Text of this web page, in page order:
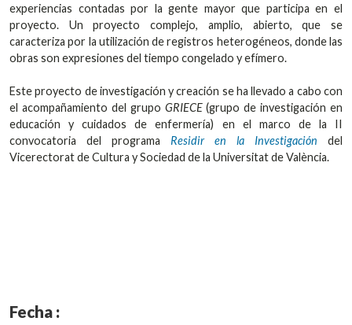
experiencias contadas por la gente mayor que participa en el
proyecto. Un proyecto complejo, amplio, abierto, que se
caracteriza por la utilización de registros heterogéneos, donde las
obras son expresiones del tiempo congelado y efímero.
Este proyecto de investigación y creación se ha llevado a cabo con
el acompañamiento del grupo GRIECE(grupo de investigación en
educación y cuidados de enfermería) en el marco de la II
convocatoria del programa Residir en la Investigación del
Vicerectorat de Cultura y Sociedad de la Universitat de València.
Fecha :